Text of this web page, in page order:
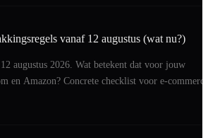
vanaf 12 augustus (wat nu?)
augustus 2026. Wat betekent dat voor jouw
en Amazon? Concrete checklist voor e-commerce